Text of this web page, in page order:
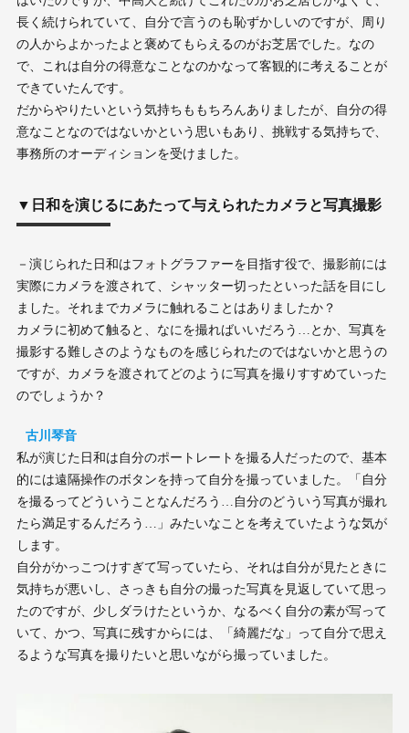
長く続けられていて、自分で言うのも恥ずかしいのですが、周り
の人からよかったよと褒めてもらえるのがお芝居でした。なの
で、これは自分の得意なことなのかなって客観的に考えることが
できていたんです。
だからやりたいという気持ちももちろんありましたが、自分の得
意なことなのではないかという思いもあり、挑戦する気持ちで、
事務所のオーディションを受けました。
▼日和を演じるにあたって与えられたカメラと写真撮影
－演じられた日和はフォトグラファーを目指す役で、撮影前には
実際にカメラを渡されて、シャッター切ったといった話を目にし
ました。それまでカメラに触れることはありましたか？
カメラに初めて触ると、なにを撮ればいいだろう…とか、写真を
撮影する難しさのようなものを感じられたのではないかと思うの
ですが、カメラを渡されてどのように写真を撮りすすめていった
のでしょうか？
古川琴音
私が演じた日和は自分のポートレートを撮る人だったので、基本
的には遠隔操作のボタンを持って自分を撮っていました。「自分
を撮るってどういうことなんだろう…自分のどういう写真が撮れ
たら満足するんだろう…」みたいなことを考えていたような気が
します。
自分がかっこつけすぎて写っていたら、それは自分が見たときに
気持ちが悪いし、さっきも自分の撮った写真を見返していて思っ
たのですが、少しダラけたというか、なるべく自分の素が写って
いて、かつ、写真に残すからには、「綺麗だな」って自分で思え
るような写真を撮りたいと思いながら撮っていました。